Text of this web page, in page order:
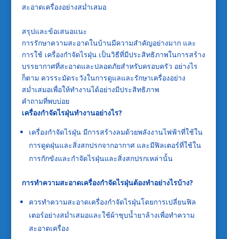
สะอาดเครื่องอย่างสม่ำเสมอ
สรุปและข้อเสนอแนะ
การรักษาความสะอาดในบ้านมีความสำคัญอย่างมาก และ
การใช้ เครื่องกำจัดไรฝุ่น เป็นวิธีที่มีประสิทธิภาพในการสร้าง
บรรยากาศที่สะอาดและปลอดภัยสำหรับครอบครัว อย่างไร
ก็ตาม ควรระมัดระวังในการดูแลและรักษาเครื่องอย่าง
สม่ำเสมอเพื่อให้ทำงานได้อย่างมีประสิทธิภาพ
คำถามที่พบบ่อย
เครื่องกำจัดไรฝุ่นทำงานอย่างไร?
เครื่องกำจัดไรฝุ่น มีการสร้างลมด้วยพลังงานไฟฟ้าที่ใช้ใน
การดูดฝุ่นและสิ่งสกปรกจากอากาศ และมีฟิลเตอร์ที่ใช้ใน
การกักขังและกำจัดไรฝุ่นและสิ่งสกปรกเหล่านั้น
การทำความสะอาดเครื่องกำจัดไรฝุ่นต้องทำอย่างไรบ้าง?
ควรทำความสะอาดเครื่องกำจัดไรฝุ่นโดยการเปลี่ยนฟิล
เตอร์อย่างสม่ำเสมอและใช้ผ้าชุบน้ำยาล้างเพื่อทำความ
สะอาดเครื่อง